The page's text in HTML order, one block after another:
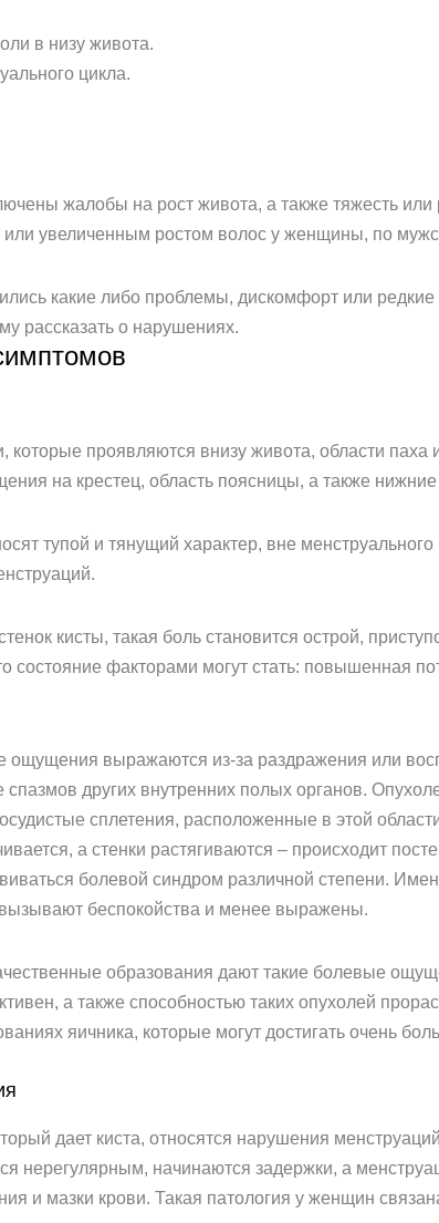
в низу живота.
цикла.
жалобы на рост живота, а также тяжесть
увеличенным ростом волос у женщины, по
какие либо проблемы, дискомфорт или
рассказать о нарушениях.
проявляются внизу живота, области паха
на крестец, область поясницы, а также нижние
тупой и тянущий характер, вне
кисты, такая боль становится острой,
факторами могут стать: повышенная
ощущения выражаются из-за раздражения или
других внутренних полых органов.
сплетения, расположенные в этой
а стенки растягиваются – происходит
болевой синдром различной степени.
беспокойства и менее выражены.
образования дают такие болевые
а также способностью таких опухолей
яичника, которые могут достигать очень
дает киста, относятся нарушения
нерегулярным, начинаются задержки, а
и мазки крови. Такая патология у женщин